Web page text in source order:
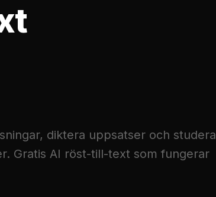
diktera uppsatser och studera
Gratis AI röst-till-text som fungerar